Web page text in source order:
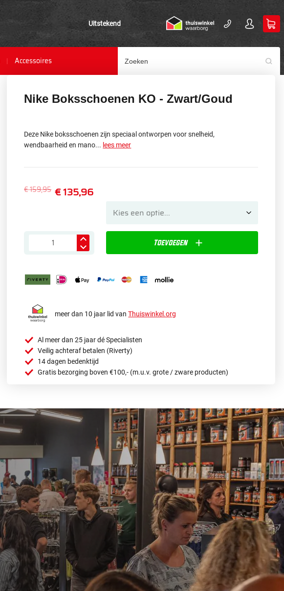
Uitstekend
Accessoires
Nike Boksschoenen KO - Zwart/Goud
Deze Nike boksschoenen zijn speciaal ontworpen voor snelheid,
wendbaarheid en mano... lees meer
€ 135,96
€ 159,95
Toevoegen
meer dan 10 jaar lid vanThuiswinkel.org
Al meer dan 25 jaar dé Specialisten
Veilig achteraf betalen (Riverty)
14 dagen bedenktijd
Gratis bezorging boven €100,- (m.u.v. grote / zware producten)